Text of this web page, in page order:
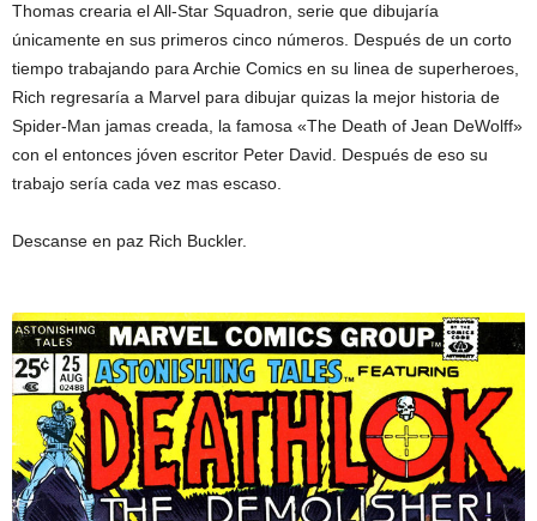
Thomas crearia el All-Star Squadron, serie que dibujaría
únicamente en sus primeros cinco números. Después de un corto
tiempo trabajando para Archie Comics en su linea de superheroes,
Rich regresaría a Marvel para dibujar quizas la mejor historia de
Spider-Man jamas creada, la famosa «The Death of Jean DeWolff»
con el entonces jóven escritor Peter David. Después de eso su
trabajo sería cada vez mas escaso.
Descanse en paz Rich Buckler.